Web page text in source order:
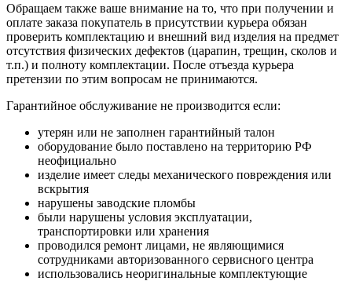
Обращаем также ваше внимание на то, что при получении и
оплате заказа покупатель в присутствии курьера обязан
проверить комплектацию и внешний вид изделия на предмет
отсутствия физических дефектов (царапин, трещин, сколов и
т.п.) и полноту комплектации. После отъезда курьера
претензии по этим вопросам не принимаются.
Гарантийное обслуживание не производится если:
утерян или не заполнен гарантийный талон
оборудование было поставлено на территорию РФ
неофициально
изделие имеет следы механического повреждения или
вскрытия
нарушены заводские пломбы
были нарушены условия эксплуатации,
транспортировки или хранения
проводился ремонт лицами, не являющимися
сотрудниками авторизованного сервисного центра
использовались неоригинальные комплектующие